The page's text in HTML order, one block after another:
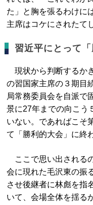
た」と胸を張るわけに
主席はコケにされたて
習近平にとって
現状から判断するか
の習国家主席の３期目
局常務委員会を自派で
景に27年までの向こう
いない。であればこそ
て「勝利的大会」に終
ここで思い出される
会に現れた毛沢東の振
させ後継者に林彪を指
いて、会場全体を揺る